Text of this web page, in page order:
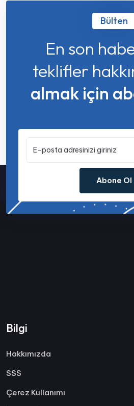
Bülten
En son
teklifler
almak için
Abone Ol
Bilgi
Hakkımızda
SSS
Çerez Kullanımı